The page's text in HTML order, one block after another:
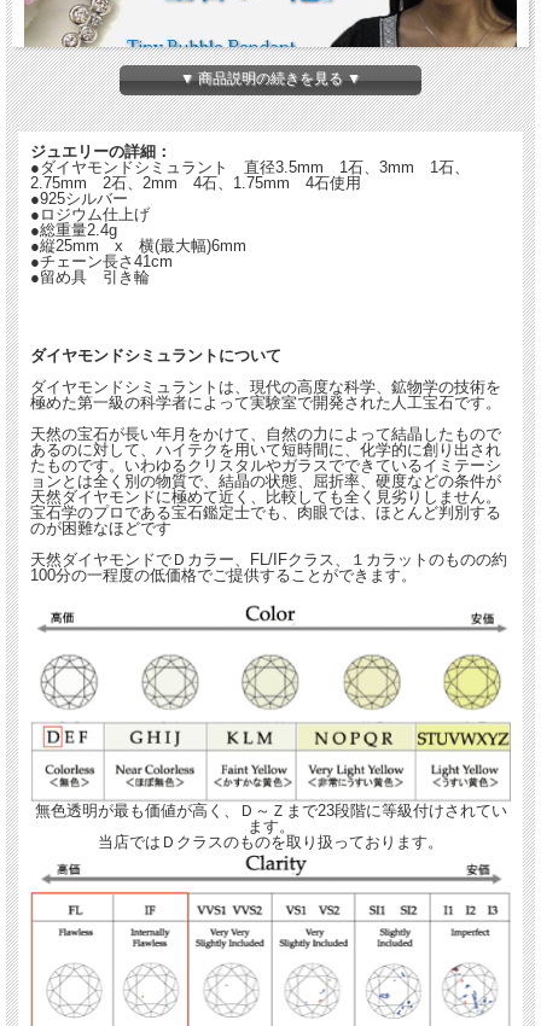
タイニーバブルペンダント
ベゼルセットと3つの爪で留められたスト
ーンが
ワイヤーネックレス(細いオメガ)に通して
も似合います。
どなたにでも似合うデザインですので、
プレゼントにも最適です。
★☆身に着けた時のジュエリーのイメージです。☆★
▼ 商品説明の続きを見る ▼
ジュエリーの詳細：
●ダイヤモンドシミュラント 直径3.5mm 1石、3mm 1石、
2.75mm 2石、2mm 4石、1.75mm 4石使用
●925シルバー
●ロジウム仕上げ
●総重量2.4g
●縦25mm x 横(最大幅)6mm
●チェーン長さ41cm
●留め具 引き輪
ダイヤモンドシミュラントについて
ダイヤモンドシミュラントは、現代の高度な科学、鉱物学の技術を
極めた第一級の科学者によって実験室で開発された人工宝石です。
天然の宝石が長い年月をかけて、自然の力によって結晶したもので
あるのに対して、ハイテクを用いて短時間に、化学的に創り出され
たものです。いわゆるクリスタルやガラスでできているイミテーシ
ョンとは全く別の物質で、結晶の状態、屈折率、硬度などの条件が
天然ダイヤモンドに極めて近く、比較しても全く見劣りしません。
宝石学のプロである宝石鑑定士でも、肉眼では、ほとんど判別する
のが困難なほどです
天然ダイヤモンドでＤカラー、FL/IFクラス、１カラットのものの約
100分の一程度の低価格でご提供することができます。
無色透明が最も価値が高く、Ｄ～Ｚまで23段階に等級付けされてい
ます。
当店ではＤクラスのものを取り扱っております。